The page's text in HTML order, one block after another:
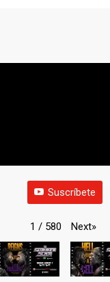
Suscríbete
1 / 580 Next»